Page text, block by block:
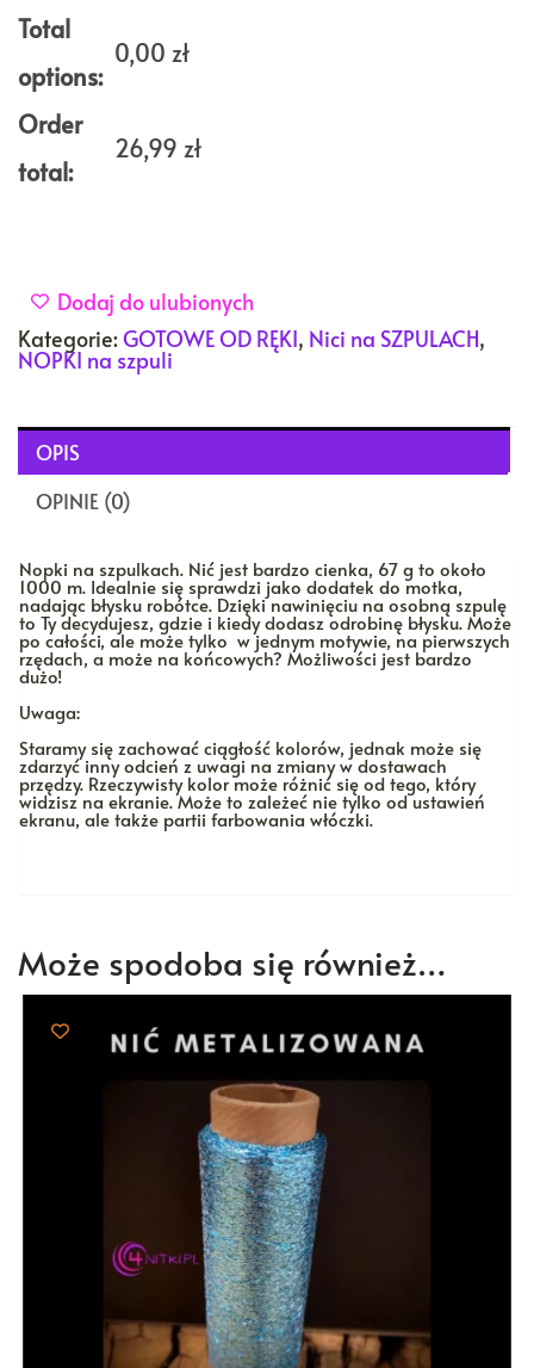
Total
options:
0,00 zł
Order
total:
26,99 zł
Dodaj do ulubionych
Kategorie:GOTOWE OD RĘKI, Nici na SZPULACH,
NOPKI na szpuli
OPIS
OPINIE (0)
Nopki na szpulkach. Nić jest bardzo cienka, 67 g to około
1000 m. Idealnie się sprawdzi jako dodatek do motka,
nadając błysku robótce. Dzięki nawinięciu na osobną szpulę
to Ty decydujesz, gdzie i kiedy dodasz odrobinę błysku. Może
po całości, ale może tylko w jednym motywie, na pierwszych
rzędach, a może na końcowych? Możliwości jest bardzo
dużo!
Uwaga:
Staramy się zachować ciągłość kolorów, jednak może się
zdarzyć inny odcień z uwagi na zmiany w dostawach
przędzy. Rzeczywisty kolor może różnić się od tego, który
widzisz na ekranie. Może to zależeć nie tylko od ustawień
ekranu, ale także partii farbowania włóczki.
Może spodoba się również…